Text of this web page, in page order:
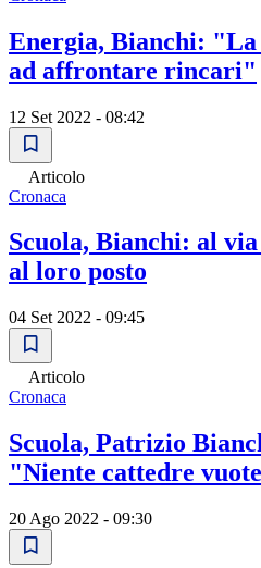
Energia, Bianchi:
ad affrontare rincari"
12 Set 2022 - 08:42
Articolo
Cronaca
Scuola, Bianchi: al
al loro posto
04 Set 2022 - 09:45
Articolo
Cronaca
Scuola, Patrizio
"Niente cattedre
20 Ago 2022 - 09:30